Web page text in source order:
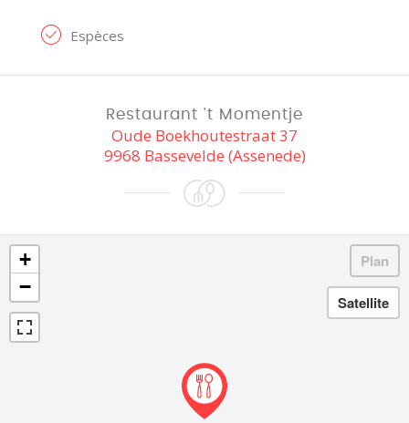
Espèces
Restaurant 't Momentje
Oude Boekhoutestraat 37
9968 Bassevelde (Assenede)
+
−